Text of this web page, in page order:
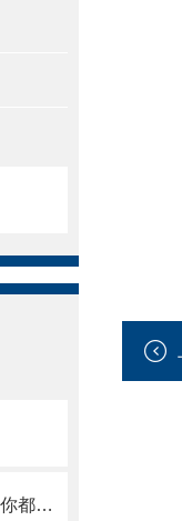
超净工作台主要分类和注意事项你都了解了吗？